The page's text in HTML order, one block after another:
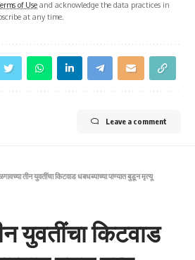
of Use and acknowledge the data practices in
at any time.
Leave a comment
तीन युवतींचा किटवाड धबधब्याच्या पाण्यात बुडून मृत्यू
युवतींचा किटवाड